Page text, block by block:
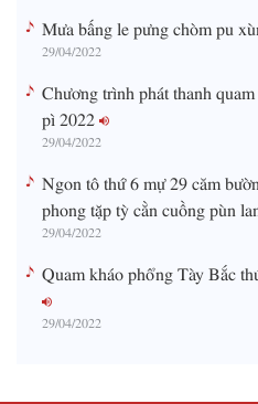
Mưa bấng le pưng chòm pu
29/04/2022
Chương trình phát thanh
pì 2022
29/04/2022
Ngon tô thứ 6 mự 29 căm
phong tặp tỳ cằn cuồng pùn
29/04/2022
Quam kháo phổng Tày Bắc
29/04/2022